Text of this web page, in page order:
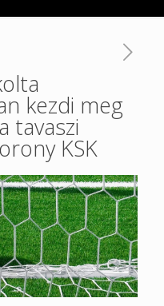
kezdi meg
tavaszi
KSK